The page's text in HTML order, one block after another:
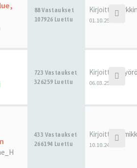
88 Vastaukset
107926 Luettu
Kirjoittaja
01.10.25 15:15
723 Vastaukset
326259 Luettu
Kirjoittaja
06.03.25 11:37
433 Vastaukset
266194 Luettu
Kirjoittaja
10.10.24 21:26